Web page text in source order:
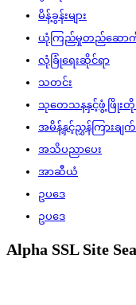
မိန့်ခွန်းများ
ယုံကြည်မှုတည်ဆောက်
လုံခြုံရေးဆိုင်ရာ
သတင်း
သုတေသနနှင့်ဖွံ့ဖြိုး
အမိန့်နှင့်ညွှန်ကြားချက်
အသိပညာပေး
အာဆီယံ
ဥပဒေ
ဥပဒေ
Alpha SSL Site